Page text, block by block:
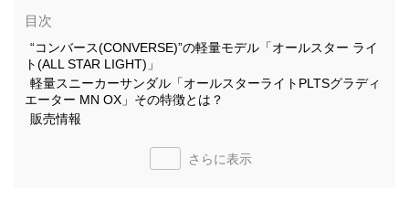
目次
“コンバース(CONVERSE)”の軽量モデル「オールスター ライ
ト(ALL STAR LIGHT)」
軽量スニーカーサンダル「オールスターライトPLTSグラディ
エーター MN OX」その特徴とは？
販売情報
さらに表示